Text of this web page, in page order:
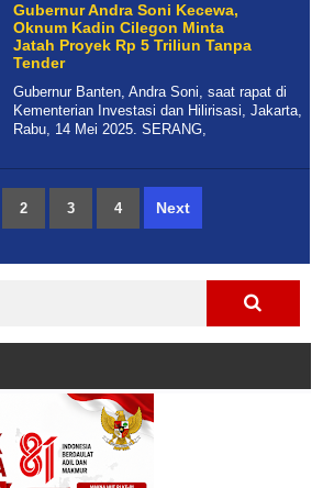
Gubernur Andra Soni Kecewa,
Oknum Kadin Cilegon Minta
Jatah Proyek Rp 5 Triliun Tanpa
Tender
Gubernur Banten, Andra Soni, saat rapat di
Kementerian Investasi dan Hilirisasi, Jakarta,
Rabu, 14 Mei 2025. SERANG,
2 3 4 Next